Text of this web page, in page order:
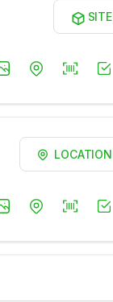
SITE
LOCATION